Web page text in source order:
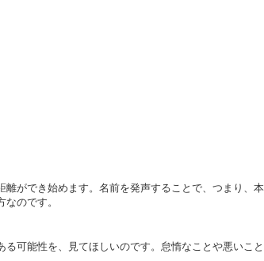
ができ始めます。名前を発声することで、つまり、
のです。
可能性を、見てほしいのです。怠惰なことや悪いこ